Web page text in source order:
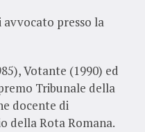
presso la
Votante (1990) ed
Tribunale della
docente di
della Rota Romana.